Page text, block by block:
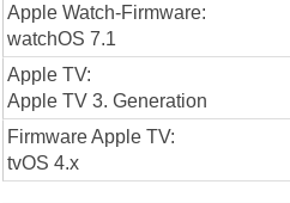
Apple Watch-Firmware:
watchOS 7.1
Apple TV:
Apple TV 3. Generation
Firmware Apple TV:
tvOS 4.x